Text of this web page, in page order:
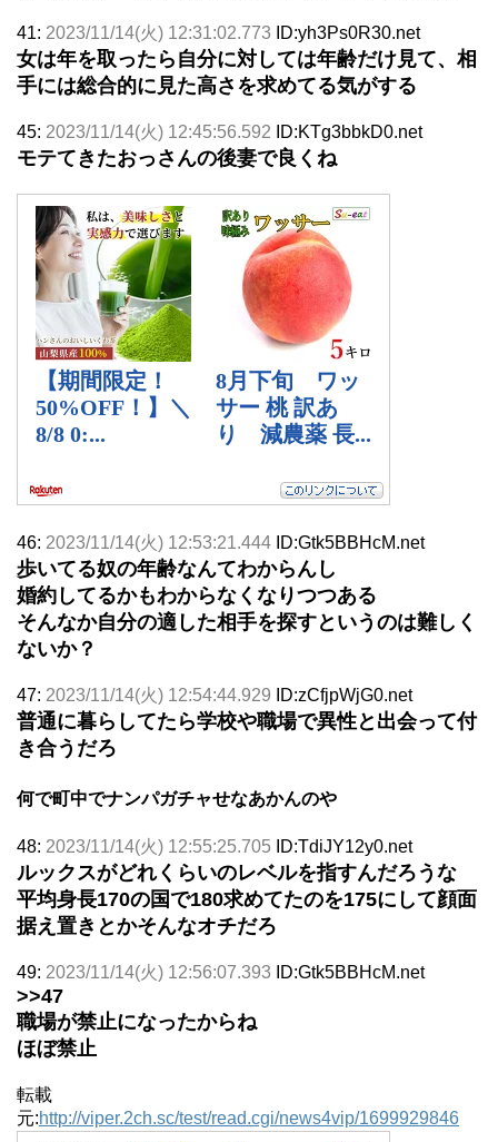
41: 2023/11/14(火) 12:31:02.773 ID:yh3Ps0R30.net
女は年を取ったら自分に対しては年齢だけ見て、相
手には総合的に見た高さを求めてる気がする
45: 2023/11/14(火) 12:45:56.592 ID:KTg3bbkD0.net
モテてきたおっさんの後妻で良くね
46: 2023/11/14(火) 12:53:21.444 ID:Gtk5BBHcM.net
歩いてる奴の年齢なんてわからんし
婚約してるかもわからなくなりつつある
そんなか自分の適した相手を探すというのは難しく
ないか？
47: 2023/11/14(火) 12:54:44.929 ID:zCfjpWjG0.net
普通に暮らしてたら学校や職場で異性と出会って付
き合うだろ
何で町中でナンパガチャせなあかんのや
48: 2023/11/14(火) 12:55:25.705 ID:TdiJY12y0.net
ルックスがどれくらいのレベルを指すんだろうな
平均身長170の国で180求めてたのを175にして顔面
据え置きとかそんなオチだろ
49: 2023/11/14(火) 12:56:07.393 ID:Gtk5BBHcM.net
>>47
職場が禁止になったからね
ほぼ禁止
転載
元:http://viper.2ch.sc/test/read.cgi/news4vip/1699929846